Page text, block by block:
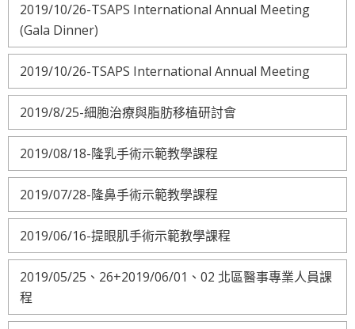
2019/10/26-TSAPS International Annual Meeting
(Gala Dinner)
2019/10/26-TSAPS International Annual Meeting
2019/8/25-細胞治療與脂肪移植研討會
2019/08/18-隆乳手術示範教學課程
2019/07/28-隆鼻手術示範教學課程
2019/06/16-提眼肌手術示範教學課程
2019/05/25、26+2019/06/01、02 北區醫事專業人員課
程